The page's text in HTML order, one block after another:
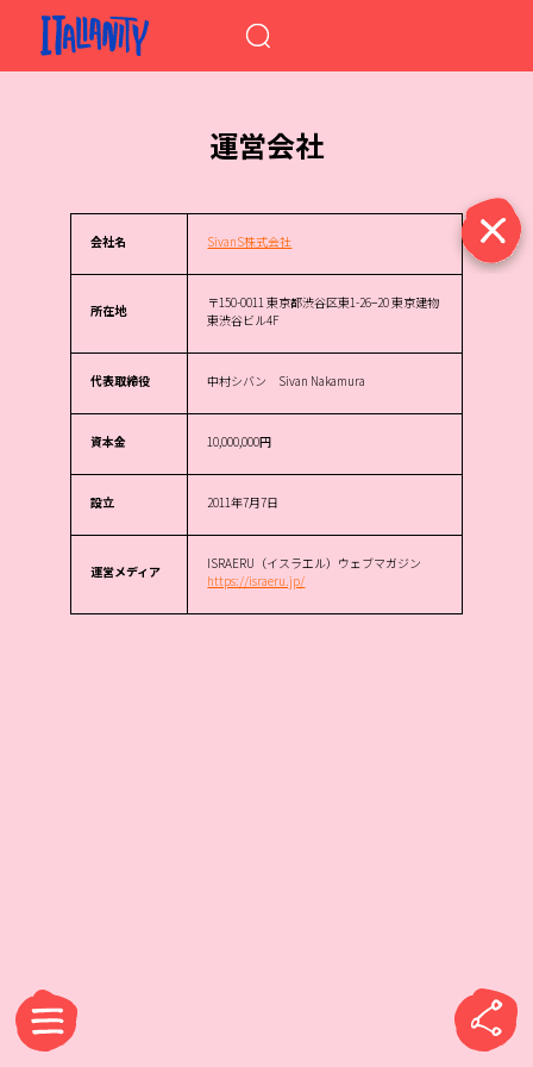
運営会社
会社名 SivanS株式会社
所在地
〒150-0011 東京都渋谷区東1-26−20 東京建物
東渋谷ビル4F
代表取締役 中村シバン Sivan Nakamura
資本金 10,000,000円
設立 2011年7月7日
運営メディア
ISRAERU（イスラエル）ウェブマガジン
https://israeru.jp/